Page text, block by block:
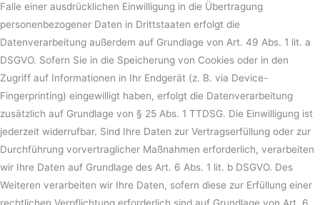
Falle einer ausdrücklichen Einwilligung in die Übertragung
personenbezogener Daten in Drittstaaten erfolgt die
Datenverarbeitung außerdem auf Grundlage von Art. 49 Abs. 1 lit. a
DSGVO. Sofern Sie in die Speicherung von Cookies oder in den
Zugriff auf Informationen in Ihr Endgerät (z. B. via Device-
Fingerprinting) eingewilligt haben, erfolgt die Datenverarbeitung
zusätzlich auf Grundlage von § 25 Abs. 1 TTDSG. Die Einwilligung ist
jederzeit widerrufbar. Sind Ihre Daten zur Vertragserfüllung oder zur
Durchführung vorvertraglicher Maßnahmen erforderlich, verarbeiten
wir Ihre Daten auf Grundlage des Art. 6 Abs. 1 lit. b DSGVO. Des
Weiteren verarbeiten wir Ihre Daten, sofern diese zur Erfüllung einer